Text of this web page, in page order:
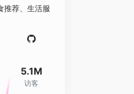
推荐、生活服
5.1M
访客